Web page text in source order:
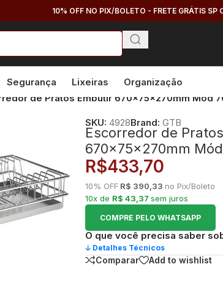
10% OFF NO PIX/BOLETO - FRETE GRÁTIS
Segurança Lixeiras
Organização
de Pratos Embutir 670x75x270mm Mód
SKU:4928Brand:GTB
Escorredor de
670x75x270mm
R$433,70
10% OFF R$ 390,33 no Pix/Boleto
10x de R$ 43,37sem juros
COMPRE PELO WHATSAPP
O que você precisa saber
🡣 Detalhes Técnicos
Comparar Add to wishlist